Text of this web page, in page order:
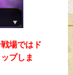
場ではド
プしま